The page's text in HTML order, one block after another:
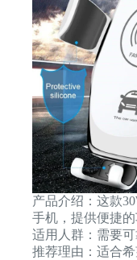
产品介绍：这款
手机，提供便捷的
适用人群：需要
推荐理由：适合